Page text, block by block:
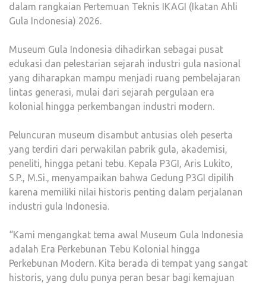
dalam rangkaian Pertemuan Teknis IKAGI (Ikatan Ahli
Gula Indonesia) 2026.
Museum Gula Indonesia dihadirkan sebagai pusat
edukasi dan pelestarian sejarah industri gula nasional
yang diharapkan mampu menjadi ruang pembelajaran
lintas generasi, mulai dari sejarah pergulaan era
kolonial hingga perkembangan industri modern.
Peluncuran museum disambut antusias oleh peserta
yang terdiri dari perwakilan pabrik gula, akademisi,
peneliti, hingga petani tebu. Kepala P3GI, Aris Lukito,
S.P., M.Si., menyampaikan bahwa Gedung P3GI dipilih
karena memiliki nilai historis penting dalam perjalanan
industri gula Indonesia.
“Kami mengangkat tema awal Museum Gula Indonesia
adalah Era Perkebunan Tebu Kolonial hingga
Perkebunan Modern. Kita berada di tempat yang sangat
historis, yang dulu punya peran besar bagi kemajuan